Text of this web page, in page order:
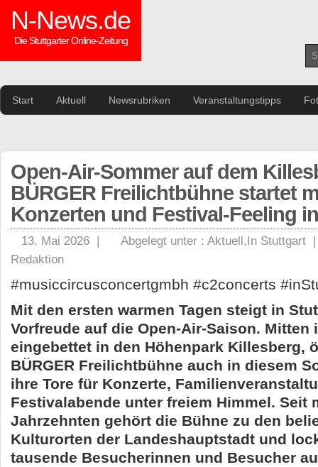
N-News.de
Die Stuttgarter Online-Zeitung
Start Aktuell Newsrubriken Veranstaltungstipps
Open-Air-Sommer auf dem
BÜRGER Freilichtbühne startet
Konzerten und Festival-Feeling
13. Mai 2026 | Abgelegt unter : Aktuell,In Stuttgart
Redaktion
#musiccircusconcertgmbh #c2concerts
Mit den ersten warmen Tagen steigt in
Vorfreude auf die Open-Air-Saison. Mitten
eingebettet in den Höhenpark Killesberg,
BÜRGER Freilichtbühne auch in diesem
ihre Tore für Konzerte,
Festivalabende unter freiem Himmel. Seit
Jahrzehnten gehört die Bühne zu den
Kulturorten der Landeshauptstadt und
tausende Besucherinnen und Besucher